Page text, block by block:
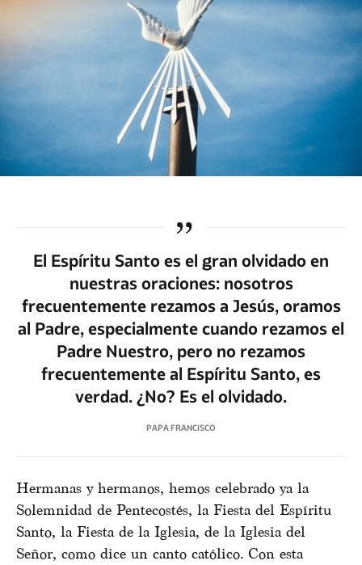
El Espíritu Santo es el gran olvidado en
nuestras oraciones: nosotros
frecuentemente rezamos a Jesús, oramos
al Padre, especialmente cuando rezamos el
Padre Nuestro, pero no rezamos
frecuentemente al Espíritu Santo, es
verdad. ¿No? Es el olvidado.
PAPA FRANCISCO
Hermanas y hermanos, hemos celebrado ya la
Solemnidad de Pentecostés, la Fiesta del Espíritu
Santo, la Fiesta de la Iglesia, de la Iglesia del
Señor, como dice un canto católico. Con esta